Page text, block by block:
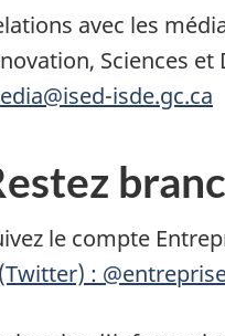
avec les
Sciences
isde.gc.ca
le compte
: